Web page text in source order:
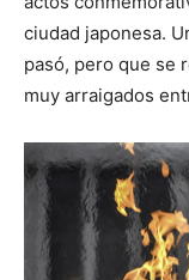
ciudad japonesa.
pasó, pero que se
muy arraigados